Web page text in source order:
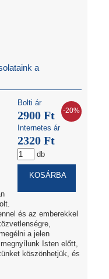
a
Bolti ár
2900 Ft -20%
Internetes ár
2320 Ft
db
és az emberekkel
a jelen
Isten előtt,
köszönhetjük, és